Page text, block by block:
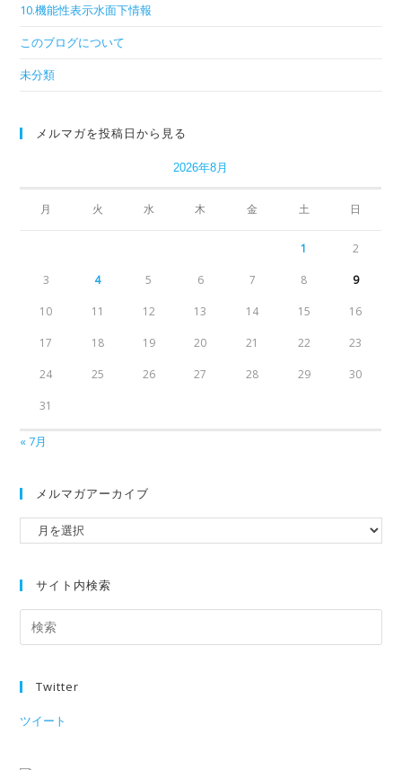
10.機能性表示水面下情報
このブログについて
未分類
メルマガを投稿日から見る
2026年8月
月 火 水 木 金 土 日
1 2
3 4 5 6 7 8 9
10 11 12 13 14 15 16
17 18 19 20 21 22 23
24 25 26 27 28 29 30
31
« 7月
メルマガアーカイブ
サイト内検索
Twitter
ツイート